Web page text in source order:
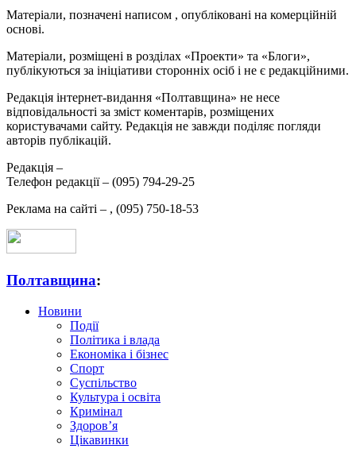
Матеріали, позначені написом , опубліковані на комерційній
основі.
Матеріали, розміщені в розділах «Проекти» та «Блоги»,
публікуються за ініціативи сторонніх осіб і не є редакційними.
Редакція інтернет-видання «Полтавщина» не несе
відповідальності за зміст коментарів, розміщених
користувачами сайту. Редакція не завжди поділяє погляди
авторів публікацій.
Редакція –
Телефон редакції – (095) 794-29-25
Реклама на сайті – , (095) 750-18-53
Полтавщина:
Новини
Події
Політика і влада
Економіка і бізнес
Спорт
Суспільство
Культура і освіта
Кримінал
Здоров’я
Цікавинки